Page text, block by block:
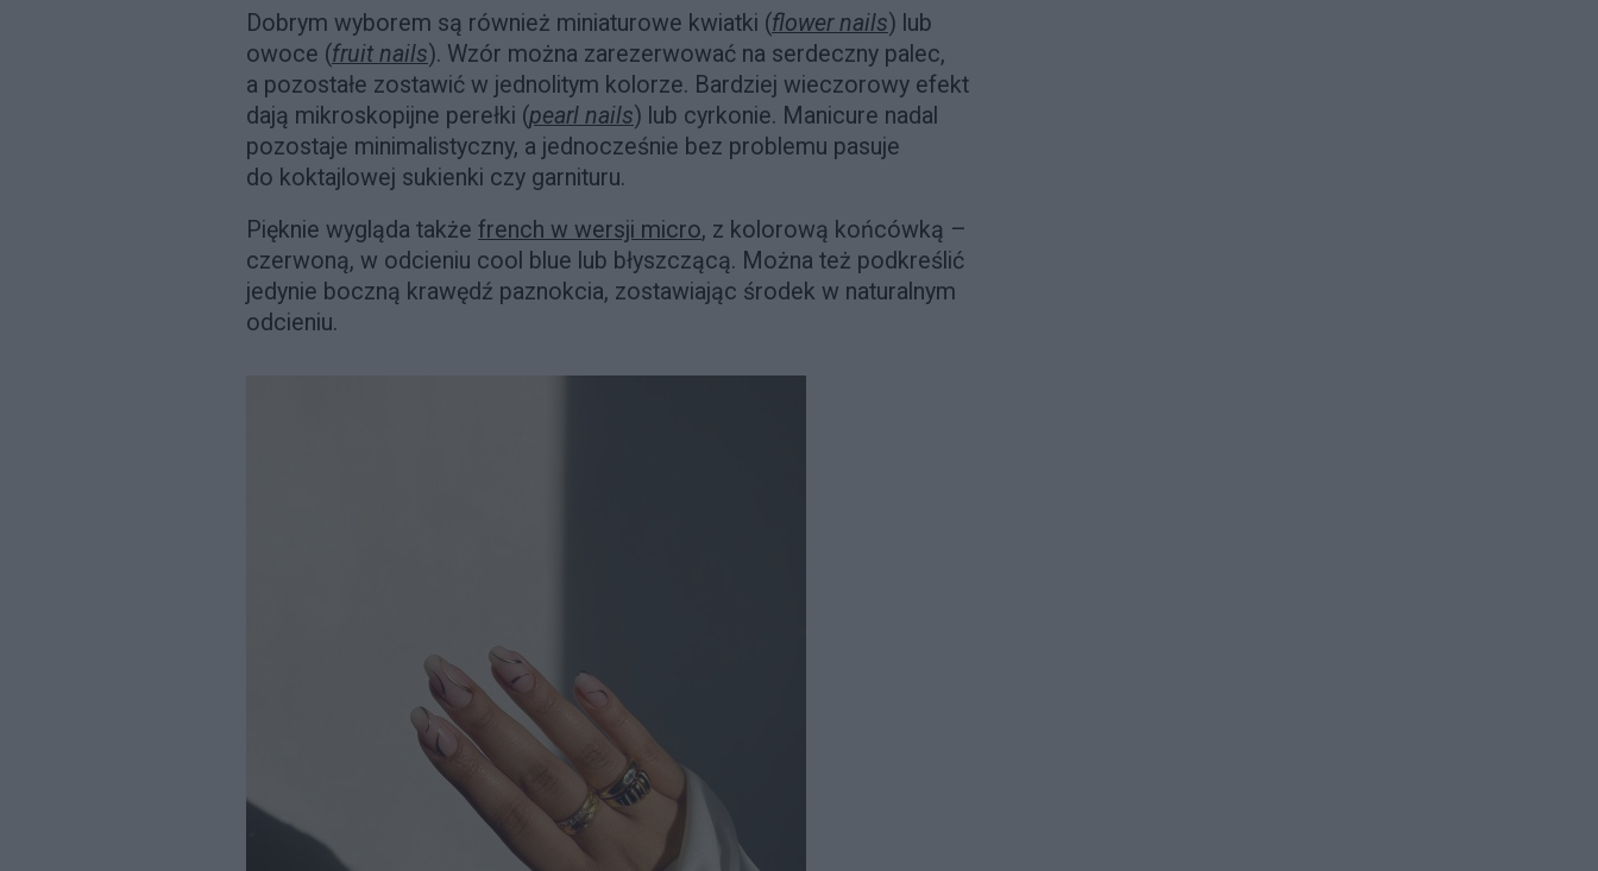
Dobrym wyborem są również miniaturowe kwiatki (flower nails) lub
owoce (fruit nails). Wzór można zarezerwować na serdeczny palec,
a pozostałe zostawić w jednolitym kolorze. Bardziej wieczorowy efekt
dają mikroskopijne perełki (pearl nails) lub cyrkonie. Manicure nadal
pozostaje minimalistyczny, a jednocześnie bez problemu pasuje
do koktajlowej sukienki czy garnituru.
Pięknie wygląda także french w wersji micro, z kolorową końcówką –
czerwoną, w odcieniu cool blue lub błyszczącą. Można też podkreślić
jedynie boczną krawędź paznokcia, zostawiając środek w naturalnym
odcieniu.